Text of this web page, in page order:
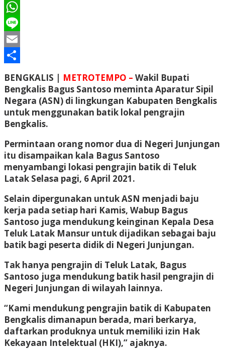
LinkedIn
WhatsApp
Line
Email
BENGKALIS | METROTEMPO – Wakil Bupati
Bengkalis Bagus Santoso meminta Aparatur Sipil
Negara (ASN) di lingkungan Kabupaten Bengkalis
untuk menggunakan batik lokal pengrajin
Bengkalis.
Permintaan orang nomor dua di Negeri Junjungan
itu disampaikan kala Bagus Santoso
menyambangi lokasi pengrajin batik di Teluk
Latak Selasa pagi, 6 April 2021.
Selain dipergunakan untuk ASN menjadi baju
kerja pada setiap hari Kamis, Wabup Bagus
Santoso juga mendukung keinginan Kepala Desa
Teluk Latak Mansur untuk dijadikan sebagai baju
batik bagi peserta didik di Negeri Junjungan.
Tak hanya pengrajin di Teluk Latak, Bagus
Santoso juga mendukung batik hasil pengrajin di
Negeri Junjungan di wilayah lainnya.
“Kami mendukung pengrajin batik di Kabupaten
Bengkalis dimanapun berada, mari berkarya,
daftarkan produknya untuk memiliki izin Hak
Kekayaan Intelektual (HKI),” ajaknya.